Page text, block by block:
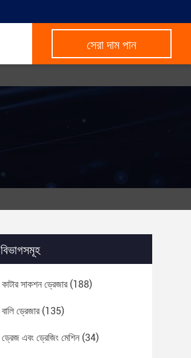
সেরা দাম পান
বিভাগসমূহ
কাটার সাকশন ড্রেজার(188)
বালি ড্রেজার(135)
ড্রেজ এবং ড্রেজিং মেশিন (34)